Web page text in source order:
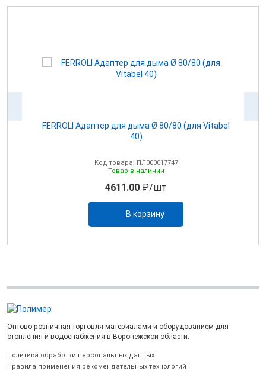
FERROLI Адаптер для дыма Ø 80/80 (для Vitabel
40)
Код товара: ПЛ000017747
Товар в наличии
4611.00 ₽/шт
В корзину
Оптово-розничная торговля материалами и оборудованием для
отопления и водоснабжения в Воронежской области.
Политика обработки персональных данных
Правила применения рекомендательных технологий